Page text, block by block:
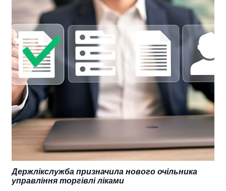
Держлікслужба призначила нового очільника
управління торгівлі ліками